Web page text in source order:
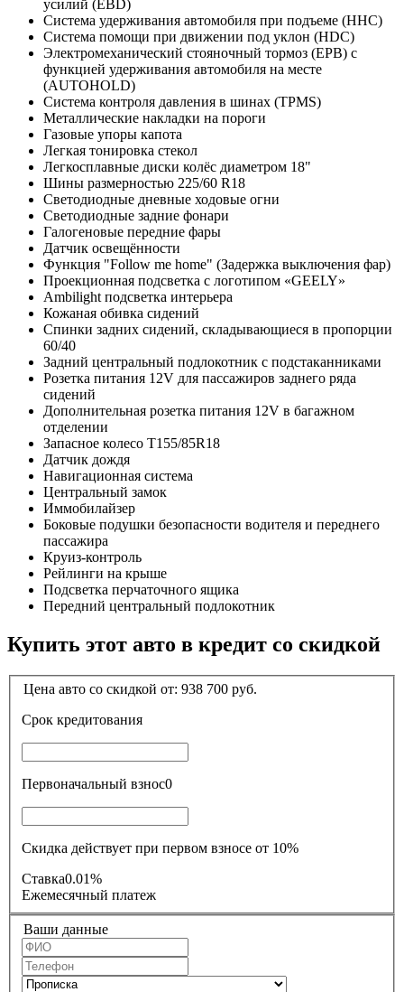
усилий (EBD)
Система удерживания автомобиля при подъеме (HHC)
Система помощи при движении под уклон (HDC)
Электромеханический стояночный тормоз (EPB) с
функцией удерживания автомобиля на месте
(AUTOHOLD)
Система контроля давления в шинах (TPMS)
Металлические накладки на пороги
Газовые упоры капота
Легкая тонировка стекол
Легкосплавные диски колёс диаметром 18"
Шины размерностью 225/60 R18
Светодиодные дневные ходовые огни
Светодиодные задние фонари
Галогеновые передние фары
Датчик освещённости
Функция "Follow me home" (Задержка выключения фар)
Проекционная подсветка с логотипом «GEELY»
Ambilight подсветка интерьера
Кожаная обивка сидений
Спинки задних сидений, складывающиеся в пропорции
60/40
Задний центральный подлокотник с подстаканниками
Розетка питания 12V для пассажиров заднего ряда
сидений
Дополнительная розетка питания 12V в багажном
отделении
Запасное колесо T155/85R18
Датчик дождя
Навигационная система
Центральный замок
Иммобилайзер
Боковые подушки безопасности водителя и переднего
пассажира
Круиз-контроль
Рейлинги на крыше
Подсветка перчаточного ящика
Передний центральный подлокотник
Купить этот авто в кредит со скидкой
Цена авто со скидкой от: 938 700 руб.
Срок кредитования
Первоначальный взнос0
Скидка действует при первом взносе от 10%
Ставка0.01%
Ежемесячный платеж
Ваши данные